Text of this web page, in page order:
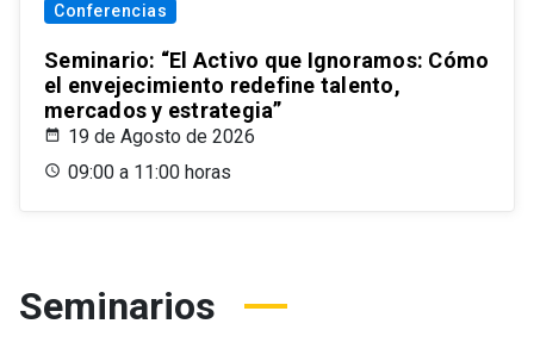
Conferencias
Seminario: “El Activo que Ignoramos: Cómo
el envejecimiento redefine talento,
mercados y estrategia”
19 de Agosto de 2026
09:00 a 11:00 horas
Seminarios